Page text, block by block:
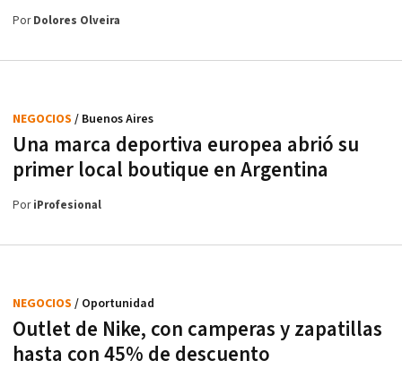
PorDolores Olveira
Una marca deportiva europea abrió su
primer local boutique en Argentina
NEGOCIOS / Buenos Aires
PoriProfesional
Outlet de Nike, con camperas y zapatillas
hasta con 45% de descuento
NEGOCIOS / Oportunidad